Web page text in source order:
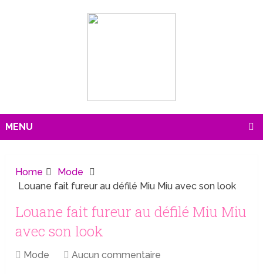
MENU
Home
Mode
Louane fait fureur au défilé Miu Miu avec son look
Louane fait fureur au défilé Miu Miu
avec son look
Mode Aucun commentaire